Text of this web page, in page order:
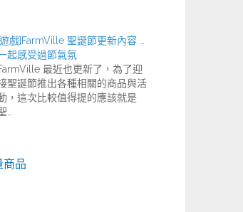
戲]FarmVille 聖誕節更新內容 …
起感受過節氣氛
最近也更新了，為了迎
聖誕節推出各種相關的商品與活
，這次比較值得提的應該就是
…
商品